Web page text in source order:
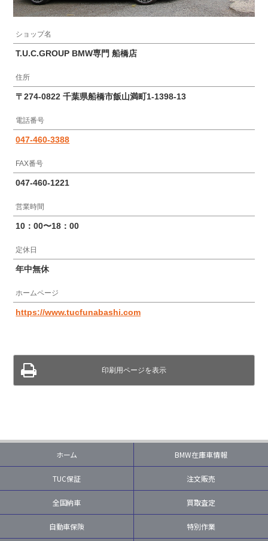
ショップ名
T.U.C.GROUP BMW専門 船橋店
住所
〒274-0822 千葉県船橋市飯山満町1-1398-13
電話番号
047-460-3388
FAX番号
047-460-1221
営業時間
10：00〜18：00
定休日
年中無休
ホームページ
https://www.tucfunabashi.com
印刷用ページを表示
ホーム BMW在庫車情報
TUC保証 注文販売
全国納車 買取査定
自動車保険 特別作業